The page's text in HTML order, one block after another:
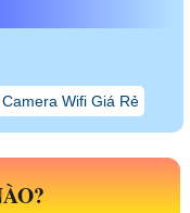
Wifi Giá Rẻ